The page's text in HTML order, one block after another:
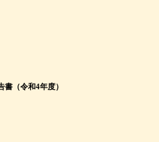
書（令和4年度）